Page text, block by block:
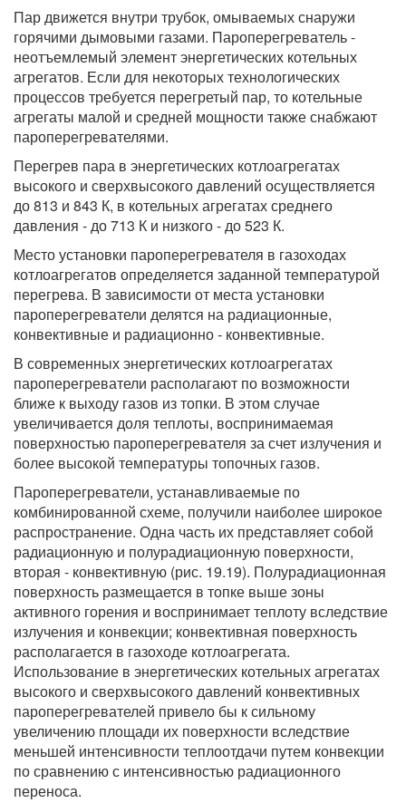
Пар движется внутри трубок, омываемых снаружи
горячими дымовыми газами. Пароперегреватель -
неотъемлемый элемент энергетических котельных
агрегатов. Если для некоторых технологических
процессов требуется перегретый пар, то котельные
агрегаты малой и средней мощности также снабжают
пароперегревателями.
Перегрев пара в энергетических котлоагрегатах
высокого и сверхвысокого давлений осуществляется
до 813 и 843 К, в котельных агрегатах среднего
давления - до 713 К и низкого - до 523 К.
Место установки пароперегревателя в газоходах
котлоагрегатов определяется заданной температурой
перегрева. В зависимости от места установки
пароперегреватели делятся на радиационные,
конвективные и радиационно - конвективные.
В современных энергетических котлоагрегатах
пароперегреватели располагают по возможности
ближе к выходу газов из топки. В этом случае
увеличивается доля теплоты, воспринимаемая
поверхностью пароперегревателя за счет излучения и
более высокой температуры топочных газов.
Пароперегреватели, устанавливаемые по
комбинированной схеме, получили наиболее широкое
распространение. Одна часть их представляет собой
радиационную и полурадиационную поверхности,
вторая - конвективную (рис. 19.19). Полурадиационная
поверхность размещается в топке выше зоны
активного горения и воспринимает теплоту вследствие
излучения и конвекции; конвективная поверхность
располагается в газоходе котлоагрегата.
Использование в энергетических котельных агрегатах
высокого и сверхвысокого давлений конвективных
пароперегревателей привело бы к сильному
увеличению площади их поверхности вследствие
меньшей интенсивности теплоотдачи путем конвекции
по сравнению с интенсивностью радиационного
переноса.